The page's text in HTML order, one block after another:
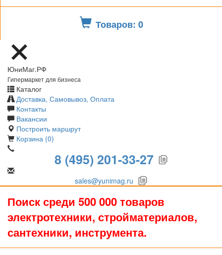
Товаров: 0
ЮниМаг.РФ
Гипермаркет для бизнеса
Каталог
Доставка, Самовывоз, Оплата
Контакты
Вакансии
Построить маршрут
Корзина (0)
8 (495) 201-33-27
sales@yunimag.ru
Поиск среди 500 000 товаров
электротехники, стройматериалов,
сантехники, инструмента.